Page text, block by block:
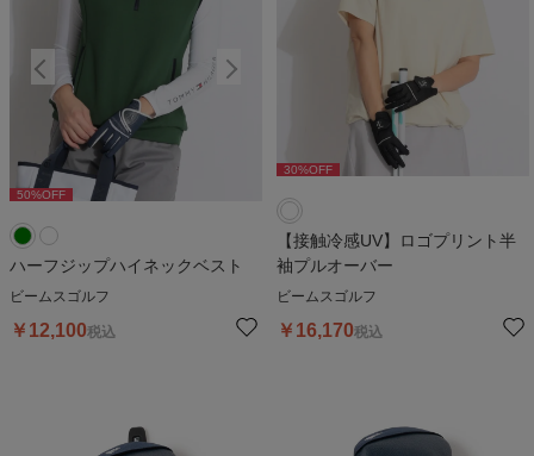
50%OFF
ハーフジップハイネックベスト
ビームスゴルフ
￥ 12,100税込
30%OFF
【接触冷感UV】ロゴプリント半
袖プルオーバー
ビームスゴルフ
￥ 16,170税込